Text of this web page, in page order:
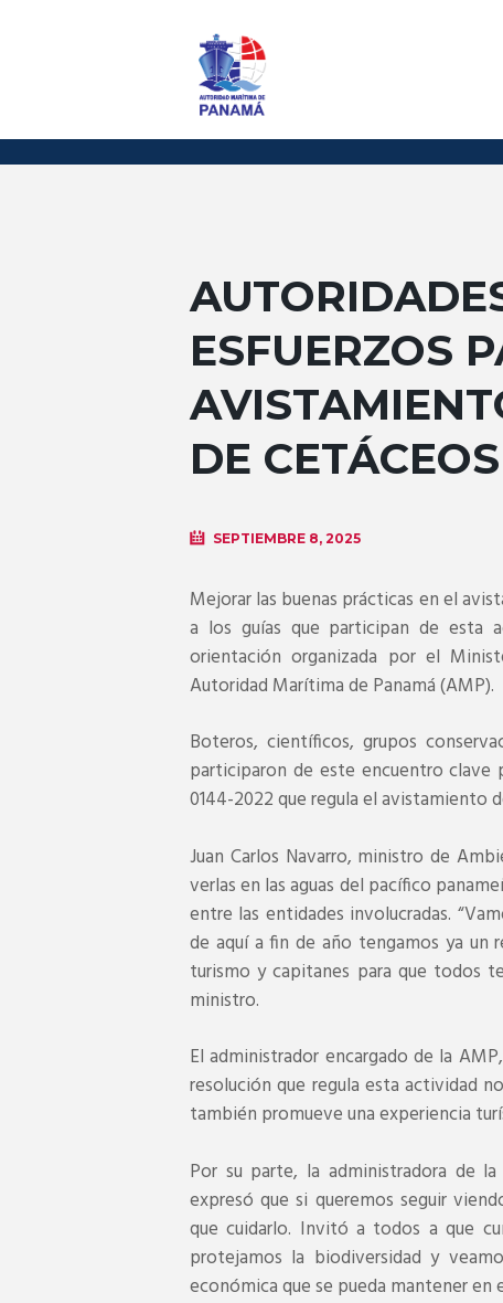
ESFUERZOS
DE CETÁCEOS
SEPTIEMBRE 8, 2025
Mejorar las buenas prácticas en el
a los guías que participan de esta
orientación organizada por el
Autoridad Marítima de Panamá (AMP).
Boteros, científicos, grupos
participaron de este encuentro clave
0144-2022 que regula el avistamiento
Juan Carlos Navarro, ministro de
verlas en las aguas del pacífico
entre las entidades involucradas.
de aquí a fin de año tengamos ya un
turismo y capitanes para que todos
ministro.
El administrador encargado de la
resolución que regula esta actividad
también promueve una experiencia
Por su parte, la administradora de
expresó que si queremos seguir
que cuidarlo. Invitó a todos a que
protejamos la biodiversidad y
económica que se pueda mantener en